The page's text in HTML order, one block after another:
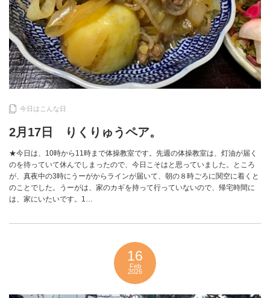
今日はこんな日
2月17日 りくりゅうペア。
★今日は、10時から11時まで体操教室です。先週の体操教室は、灯油が届く
のを待っていて休んでしまったので、今日こそはと思っていました。ところ
が、真夜中の3時にうーがからラインが届いて、朝の８時ごろに関空に着くと
のことでした。うーがは、家のカギを持って行っていないので、帰宅時間に
は、家にいたいです。1…
16
Feb
2026